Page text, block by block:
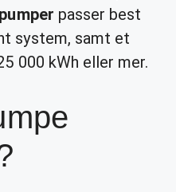
passer best
system, samt et
000 kWh eller mer.